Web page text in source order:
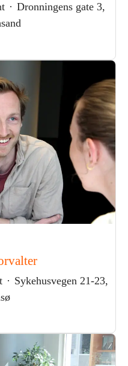
· Dronningens gate 3,
· Sykehusvegen 21-23,